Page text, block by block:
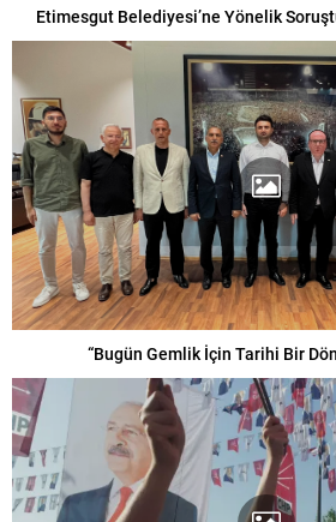
Etimesgut Belediyesi’ne Yönelik
“Bugün Gemlik İçin Tarihi Bir